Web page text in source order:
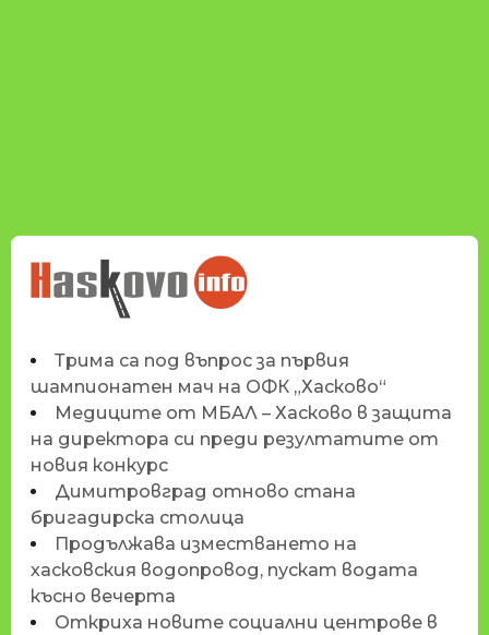
НОВИНИТЕ НА
HASKOVO.INFO
Трима са под въпрос за първия
шампионатен мач на ОФК „Хасково“
Медиците от МБАЛ – Хасково в защита
на директора си преди резултатите от
новия конкурс
Димитровград отново стана
бригадирска столица
Продължава изместването на
хасковския водопровод, пускат водата
късно вечерта
Откриха новите социални центрове в